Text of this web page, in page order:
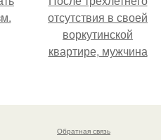
отсутствия в своей
воркутинской
квартире, мужчина
жилище стало
стаи голубей.
Обратная связь